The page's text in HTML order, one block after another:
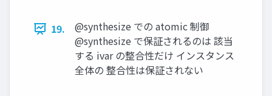
19.
@synthesize での atomic 制御
@synthesize で保証されるのは 該当
する ivar の整合性だけ インスタンス
全体の 整合性は保証されない